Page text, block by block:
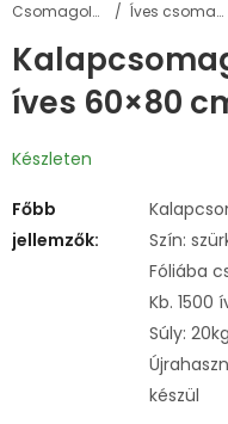
Csomagolópapírok
Íves csomagolópapírok
íves 60×80
Készleten
Főbb
jellemzők:
Szín:
Fóliába
Kb. 1500
Súly:
készül